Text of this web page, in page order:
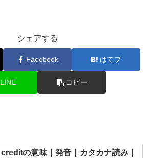
シェアする
Facebook はてブ
LINE コピー
creditの意味｜発音｜カタカナ読み｜